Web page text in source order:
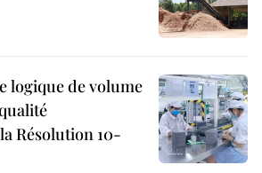
logique de volume
Résolution 10-